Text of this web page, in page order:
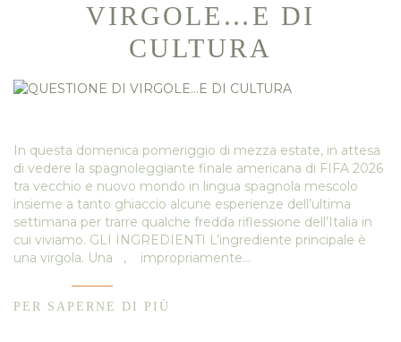
VIRGOLE…E DI
CULTURA
In questa domenica pomeriggio di mezza estate, in attesa
di vedere la spagnoleggiante finale americana di FIFA 2026
tra vecchio e nuovo mondo in lingua spagnola mescolo
insieme a tanto ghiaccio alcune esperienze dell’ultima
settimana per trarre qualche fredda riflessione dell’Italia in
cui viviamo. GLI INGREDIENTI L’ingrediente principale è
una virgola. Una , impropriamente…
PER SAPERNE DI PIÙ